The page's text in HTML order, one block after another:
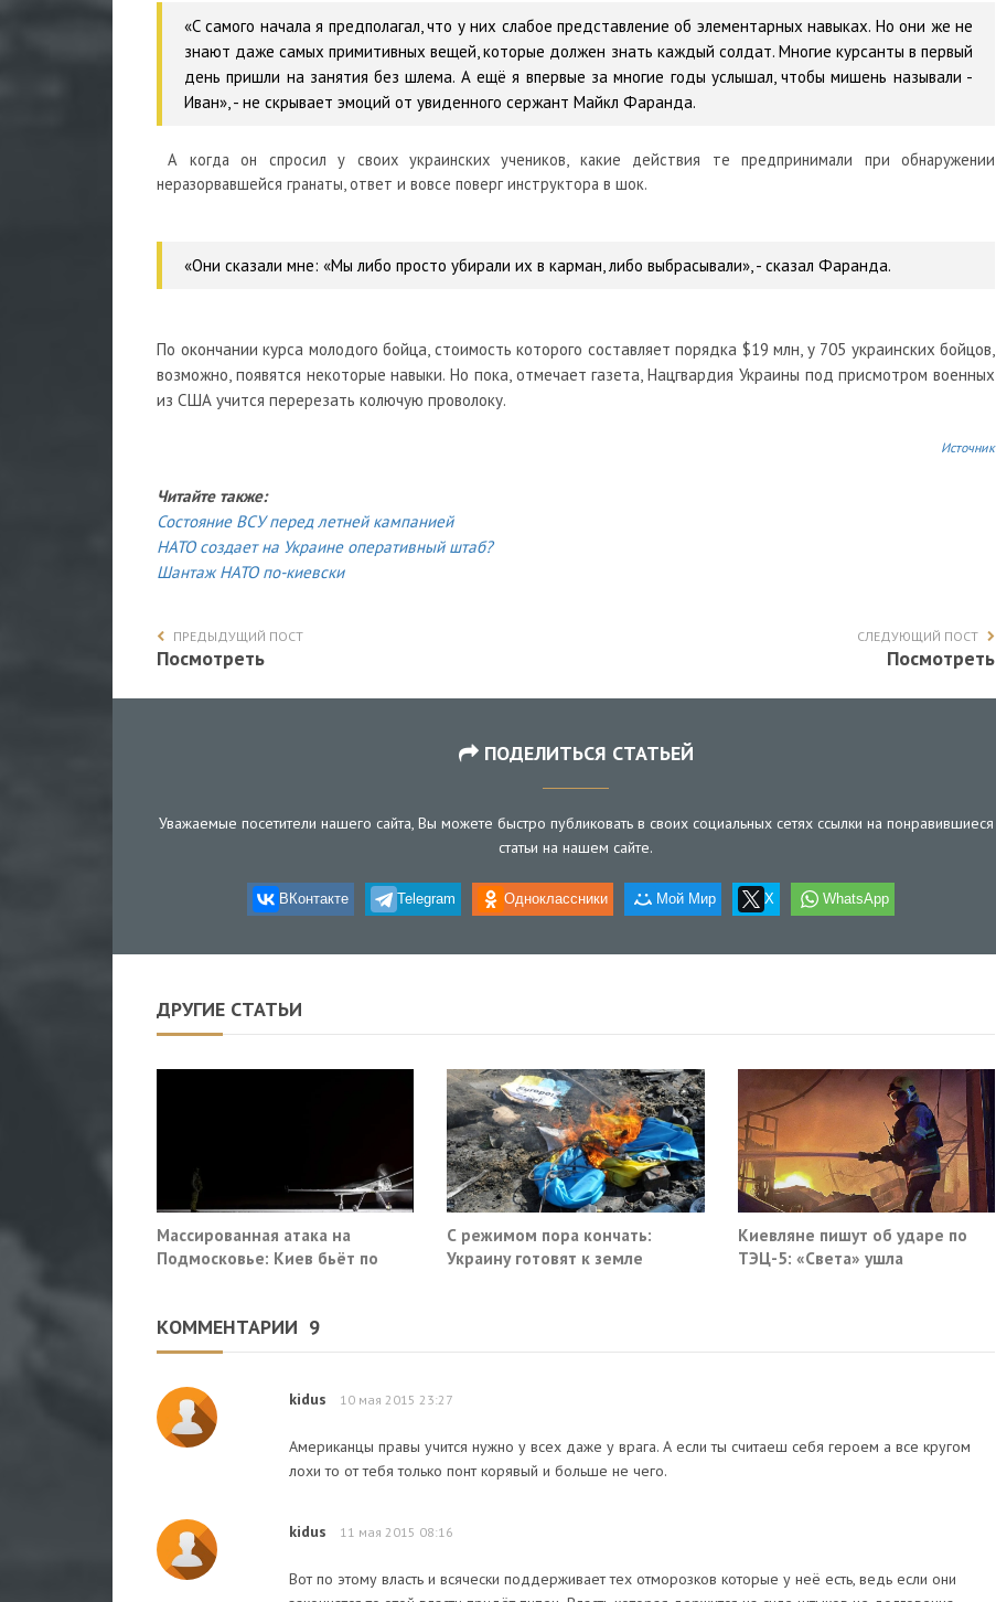
«С самого начала я предполагал, что у них слабое представление об элементарных навыках. Но они же не
знают даже самых примитивных вещей, которые должен знать каждый солдат. Многие курсанты в первый
день пришли на занятия без шлема. А ещё я впервые за многие годы услышал, чтобы мишень называли -
Иван», - не скрывает эмоций от увиденного сержант Майкл Фаранда.
А когда он спросил у своих украинских учеников, какие действия те предпринимали при обнаружении
неразорвавшейся гранаты, ответ и вовсе поверг инструктора в шок.
«Они сказали мне: «Мы либо просто убирали их в карман, либо выбрасывали», - сказал Фаранда.
По окончании курса молодого бойца, стоимость которого составляет порядка $19 млн, у 705 украинских бойцов,
возможно, появятся некоторые навыки. Но пока, отмечает газета, Нацгвардия Украины под присмотром военных
из США учится перерезать колючую проволоку.
Источник
Читайте также:
Состояние ВСУ перед летней кампанией
НАТО создает на Украине оперативный штаб?
Шантаж НАТО по-киевски
ПРЕДЫДУЩИЙ ПОСТ
Посмотреть
СЛЕДУЮЩИЙ ПОСТ
Посмотреть
ПОДЕЛИТЬСЯ СТАТЬЕЙ
Уважаемые посетители нашего сайта, Вы можете быстро публиковать в своих социальных сетях ссылки на понравившиеся
статьи на нашем сайте.
ВКонтакте Telegram Одноклассники Мой Мир X WhatsApp
ДРУГИЕ СТАТЬИ
Массированная атака на
Подмосковье: Киев бьёт по
С режимом пора кончать:
Украину готовят к земле
Киевляне пишут об ударе по
ТЭЦ-5: «Света» ушла
КОММЕНТАРИИ 9
kidus 10 мая 2015 23:27
Американцы правы учится нужно у всех даже у врага. А если ты считаеш себя героем а все кругом
лохи то от тебя только понт корявый и больше не чего.
kidus 11 мая 2015 08:16
Вот по этому власть и всячески поддерживает тех отморозков которые у неё есть, ведь если они